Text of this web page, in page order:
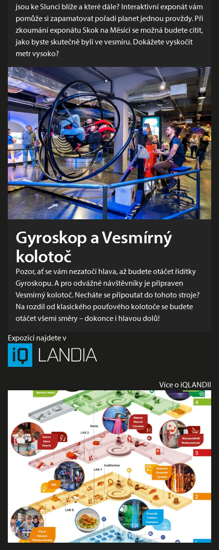
jsou ke Slunci blíže a které dále? Interaktivní exponát vám
pomůže si zapamatovat pořadí planet jednou provždy. Při
zkoumání exponátu Skok na Měsíci se možná budete cítit,
jako byste skutečně byli ve vesmíru. Dokážete vyskočit
metr vysoko?
Gyroskop a Vesmírný
kolotoč
Pozor, ať se vám nezatočí hlava, až budete otáčet řídítky
Gyroskopu. A pro odvážné návštěvníky je připraven
Vesmírný kolotoč. Necháte se připoutat do tohoto stroje?
Na rozdíl od klasického pouťového kolotoče se budete
otáčet všemi směry – dokonce i hlavou dolů!
Expozici najdete v
Více o iQLANDII